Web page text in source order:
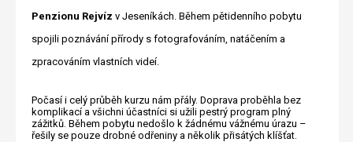
Penzionu Rejvíz v Jeseníkách. Během pětidenního pobytu
spojili poznávání přírody s fotografováním, natáčením a
zpracováním vlastních videí.
Počasí i celý průběh kurzu nám přály. Doprava proběhla bez
komplikací a všichni účastníci si užili pestrý program plný
zážitků. Během pobytu nedošlo k žádnému vážnému úrazu –
řešily se pouze drobné odřeniny a několik přisátých klíšťat.